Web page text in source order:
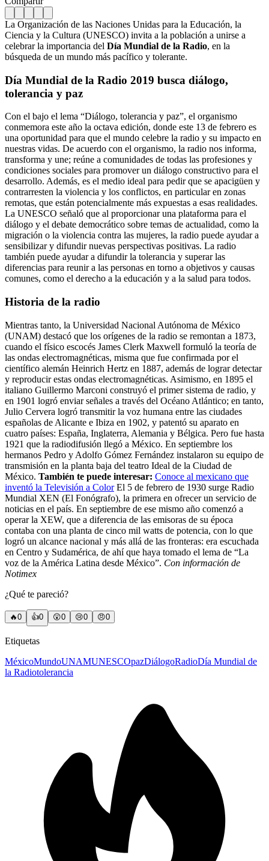
La Organización de las Naciones Unidas para la Educación, la
Ciencia y la Cultura (UNESCO) invita a la población a unirse a
celebrar la importancia del Día Mundial de la Radio, en la
búsqueda de un mundo más pacífico y tolerante.
Día Mundial de la Radio 2019 busca diálogo,
tolerancia y paz
Con el bajo el lema “Diálogo, tolerancia y paz”, el organismo
conmemora este año la octava edición, donde este 13 de febrero es
una oportunidad para que el mundo celebre la radio y su impacto en
nuestras vidas. De acuerdo con el organismo, la radio nos informa,
transforma y une; reúne a comunidades de todas las profesiones y
condiciones sociales para promover un diálogo constructivo para el
desarrollo. Además, es el medio ideal para pedir que se apacigüen y
contrarresten la violencia y los conflictos, en particular en zonas
remotas, que están potencialmente más expuestas a esas realidades.
La UNESCO señaló que al proporcionar una plataforma para el
diálogo y el debate democrático sobre temas de actualidad, como la
migración o la violencia contra las mujeres, la radio puede ayudar a
sensibilizar y difundir nuevas perspectivas positivas. La radio
también puede ayudar a difundir la tolerancia y superar las
diferencias para reunir a las personas en torno a objetivos y causas
comunes, como el derecho a la educación y a la salud para todos.
Historia de la radio
Mientras tanto, la Universidad Nacional Autónoma de México
(UNAM) destacó que los orígenes de la radio se remontan a 1873,
cuando el físico escocés James Clerk Maxwell formuló la teoría de
las ondas electromagnéticas, misma que fue confirmada por el
científico alemán Heinrich Hertz en 1887, además de lograr detectar
y reproducir estas ondas electromagnéticas. Asimismo, en 1895 el
italiano Guillermo Marconi construyó el primer sistema de radio, y
en 1901 logró enviar señales a través del Océano Atlántico; en tanto,
Julio Cervera logró transmitir la voz humana entre las ciudades
españolas de Alicante e Ibiza en 1902, y patentó su aparato en
cuatro países: España, Inglaterra, Alemania y Bélgica. Pero fue hasta
1921 que la radiodifusión llegó a México. En septiembre los
hermanos Pedro y Adolfo Gómez Fernández instalaron su equipo de
transmisión en la planta baja del teatro Ideal de la Ciudad de
México. También te puede interesar: Conoce al mexicano que
inventó la Televisión a ColorEl 5 de febrero de 1930 surge Radio
Mundial XEN (El Fonógrafo), la primera en ofrecer un servicio de
noticias en el país. En septiembre de ese mismo año comenzó a
operar la XEW, que a diferencia de las emisoras de su época
contaba con una planta de cinco mil watts de potencia, con lo que
logró un alcance nacional y más allá de las fronteras: era escuchada
en Centro y Sudamérica, de ahí que haya tomado el lema de “La
voz de la América Latina desde México”. Con información de
Notimex
¿Qué te pareció?
🔥0 👍0 😲0 😢0 😠0
Etiquetas
MéxicoMundoUNAMUNESCOpazDiálogoRadioDía Mundial de
la Radiotolerancia